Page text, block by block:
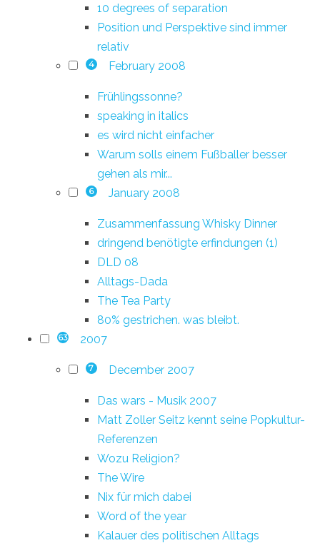
10 degrees of separation
Position und Perspektive sind immer
relativ
4 February 2008
Frühlingssonne?
speaking in italics
es wird nicht einfacher
Warum solls einem Fußballer besser
gehen als mir...
6 January 2008
Zusammenfassung Whisky Dinner
dringend benötigte erfindungen (1)
DLD 08
Alltags-Dada
The Tea Party
80% gestrichen. was bleibt.
63 2007
7 December 2007
Das wars - Musik 2007
Matt Zoller Seitz kennt seine Popkultur-
Referenzen
Wozu Religion?
The Wire
Nix für mich dabei
Word of the year
Kalauer des politischen Alltags